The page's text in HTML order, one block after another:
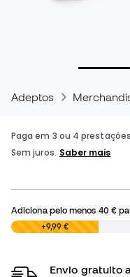
Adeptos
Adiciona pelo menos 40 €
0,00 € +9,99 €
Envio gratuito